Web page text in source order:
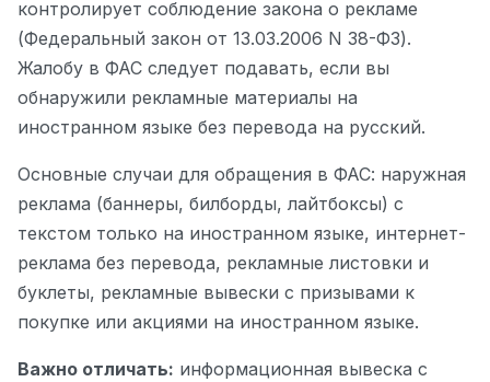
контролирует соблюдение закона о рекламе
(Федеральный закон от 13.03.2006 N 38-ФЗ).
Жалобу в ФАС следует подавать, если вы
обнаружили рекламные материалы на
иностранном языке без перевода на русский.
Основные случаи для обращения в ФАС: наружная
реклама (баннеры, билборды, лайтбоксы) с
текстом только на иностранном языке, интернет-
реклама без перевода, рекламные листовки и
буклеты, рекламные вывески с призывами к
покупке или акциями на иностранном языке.
Важно отличать: информационная вывеска с